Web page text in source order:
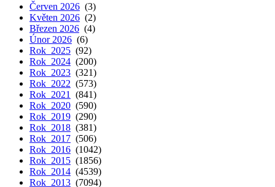
Červen 2026 (3)
Květen 2026 (2)
Březen 2026 (4)
Únor 2026 (6)
Rok 2025 (92)
Rok 2024 (200)
Rok 2023 (321)
Rok 2022 (573)
Rok 2021
(841)
Rok 2020 (590)
Rok 2019 (290)
Rok 2018 (381)
Rok 2017 (506)
Rok 2016 (1042)
Rok 2015 (1856)
Rok 2014 (4539)
Rok 2013 (7094)